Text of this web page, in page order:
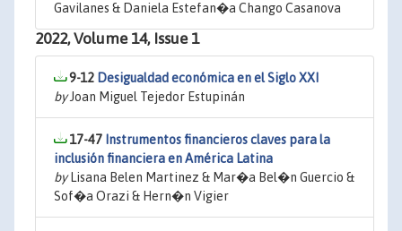
Gavilanes & Daniela Estefan�a Chango Casanova
2022, Volume 14, Issue 1
9-12 Desigualdad económica en el Siglo XXI
byJoan Miguel Tejedor Estupinán
17-47 Instrumentos financieros claves para la
inclusión financiera en América Latina
byLisana Belen Martinez & Mar�a Bel�n Guercio &
Sof�a Orazi & Hern�n Vigier